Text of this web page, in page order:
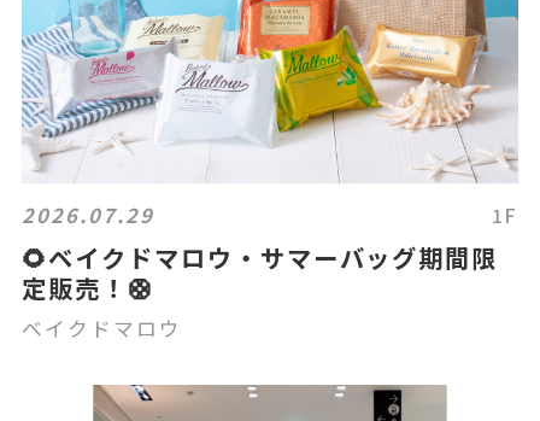
2026.07.29 1F
🌻ベイクドマロウ・サマーバッグ期間限
定販売！🛟
ベイクドマロウ